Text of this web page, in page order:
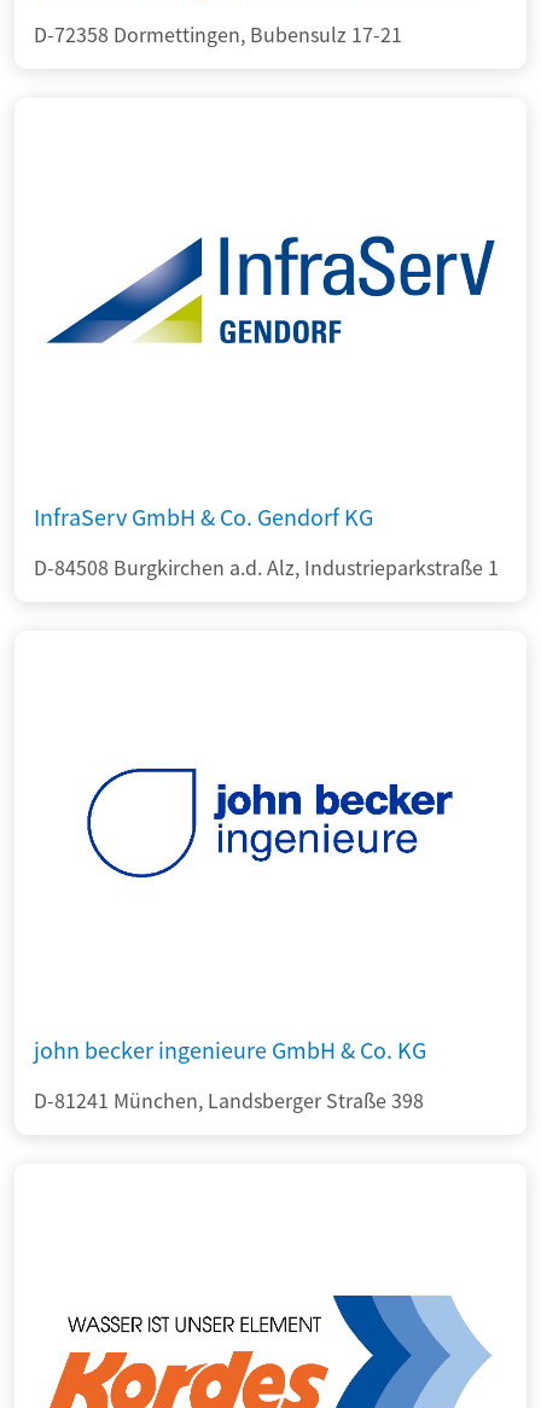
D-72358 Dormettingen, Bubensulz 17-21
InfraServ GmbH & Co. Gendorf KG
D-84508 Burgkirchen a.d. Alz, Industrieparkstraße 1
john becker ingenieure GmbH & Co. KG
D-81241 München, Landsberger Straße 398